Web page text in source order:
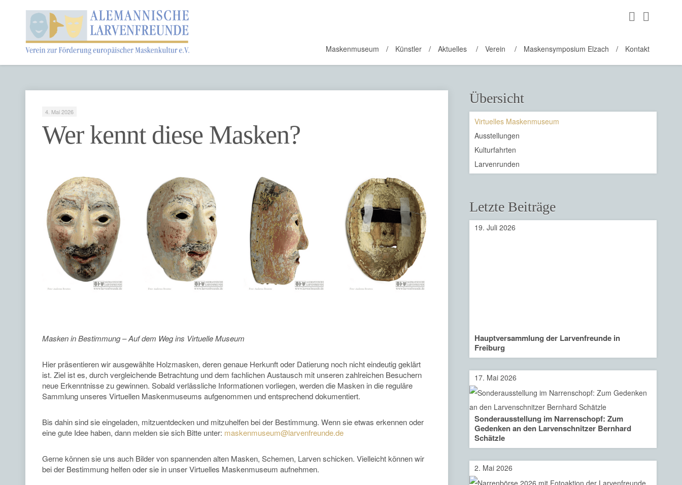
Maskenmuseum Künstler Aktuelles Verein Maskensymposium Elzach Kontakt
4. Mai 2026
Wer kennt diese Masken?
Masken in Bestimmung – Auf dem Weg ins Virtuelle Museum
Hier präsentieren wir ausgewählte Holzmasken, deren genaue Herkunft oder Datierung noch nicht eindeutig geklärt
ist. Ziel ist es, durch vergleichende Betrachtung und dem fachlichen Austausch mit unseren zahlreichen Besuchern
neue Erkenntnisse zu gewinnen. Sobald verlässliche Informationen vorliegen, werden die Masken in die reguläre
Sammlung unseres Virtuellen Maskenmuseums aufgenommen und entsprechend dokumentiert.
Bis dahin sind sie eingeladen, mitzuentdecken und mitzuhelfen bei der Bestimmung. Wenn sie etwas erkennen oder
eine gute Idee haben, dann melden sie sich Bitte unter: maskenmuseum@larvenfreunde.de
Gerne können sie uns auch Bilder von spannenden alten Masken, Schemen, Larven schicken. Vielleicht können wir
bei der Bestimmung helfen oder sie in unser Virtuelles Maskenmuseum aufnehmen.
Übersicht
Virtuelles Maskenmuseum
Ausstellungen
Kulturfahrten
Larvenrunden
Letzte Beiträge
Hauptversammlung der Larvenfreunde in
Freiburg
19. Juli 2026
Sonderausstellung im Narrenschopf: Zum
Gedenken an den Larvenschnitzer Bernhard
Schätzle
17. Mai 2026
2. Mai 2026